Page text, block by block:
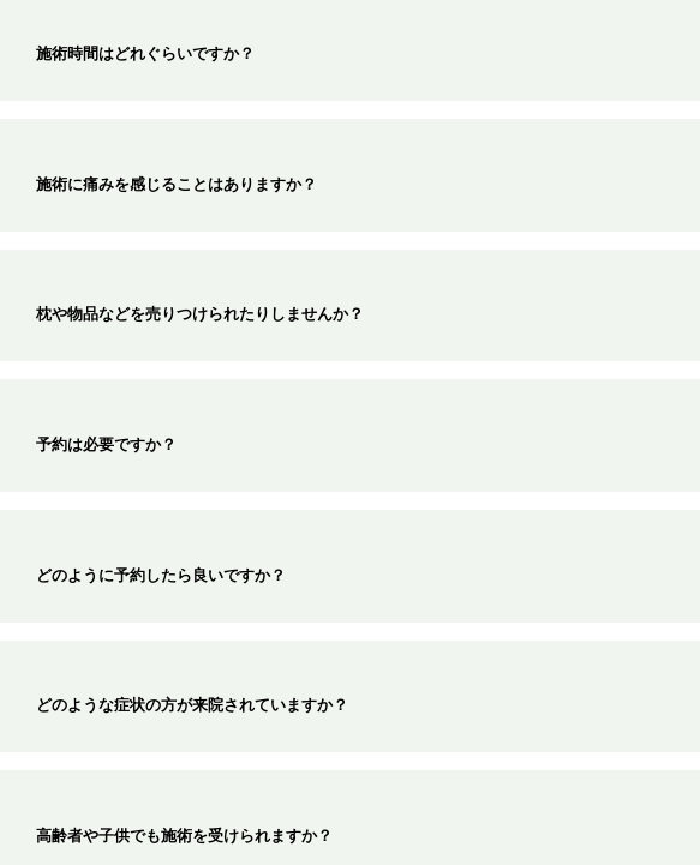
施術時間はどれぐらいですか？
施術に痛みを感じることはありますか？
枕や物品などを売りつけられたりしませんか？
予約は必要ですか？
どのように予約したら良いですか？
どのような症状の方が来院されていますか？
高齢者や子供でも施術を受けられますか？